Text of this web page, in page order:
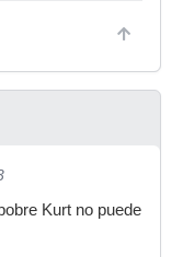
Kurt no puede